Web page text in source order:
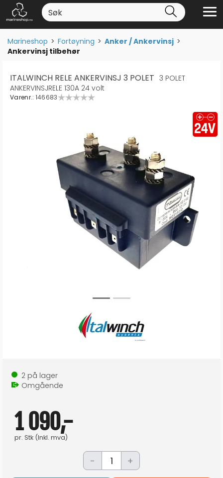
Marineshop>Fortøyning>Anker / Ankervinsj>
Ankervinsj tilbehør
ITALWINCH RELE ANKERVINSJ 3 POLET 3 POLET
ANKERVINSJRELE 130A 24 volt
Varenr.: 146683
2 på lager
Omgående
1 090,-
pr. Stk (Inkl. mva)
- +